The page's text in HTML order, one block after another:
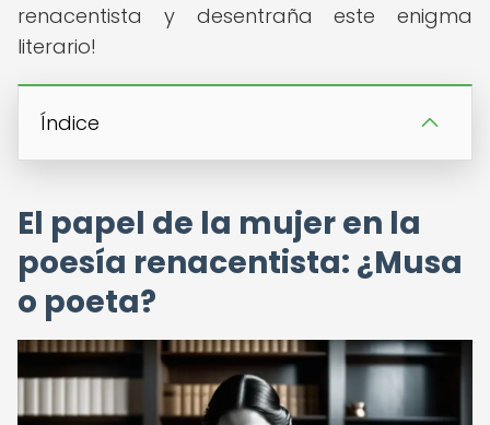
renacentista y desentraña este enigma
literario!
Índice
El papel de la mujer en la
poesía renacentista: ¿Musa
o poeta?